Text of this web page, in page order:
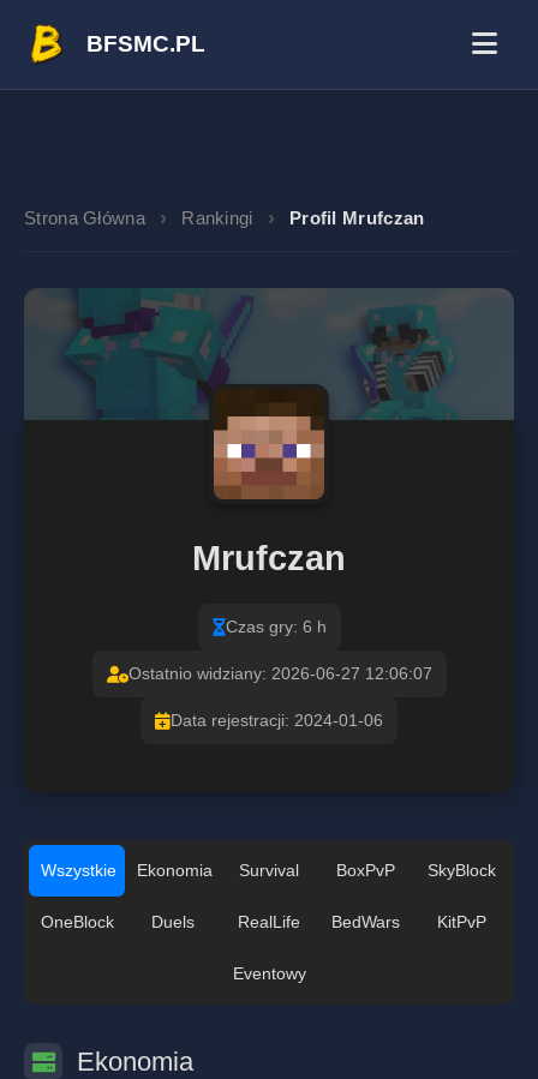
BFSMC.PL
Strona Główna Rankingi Profil Mrufczan
Mrufczan
Czas gry: 6 h
Ostatnio widziany: 2026-06-27 12:06:07
Data rejestracji: 2024-01-06
Wszystkie Ekonomia Survival BoxPvP SkyBlock
OneBlock Duels RealLife BedWars KitPvP
Eventowy
Ekonomia